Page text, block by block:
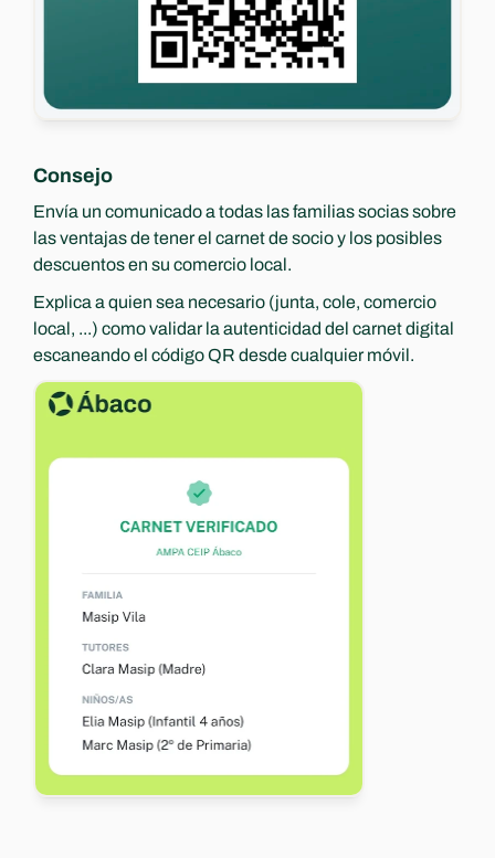
Consejo
Envía un comunicado a todas las familias socias sobre
las ventajas de tener el carnet de socio y los posibles
descuentos en su comercio local.
Explica a quien sea necesario (junta, cole, comercio
local, ...) como validar la autenticidad del carnet digital
escaneando el código QR desde cualquier móvil.